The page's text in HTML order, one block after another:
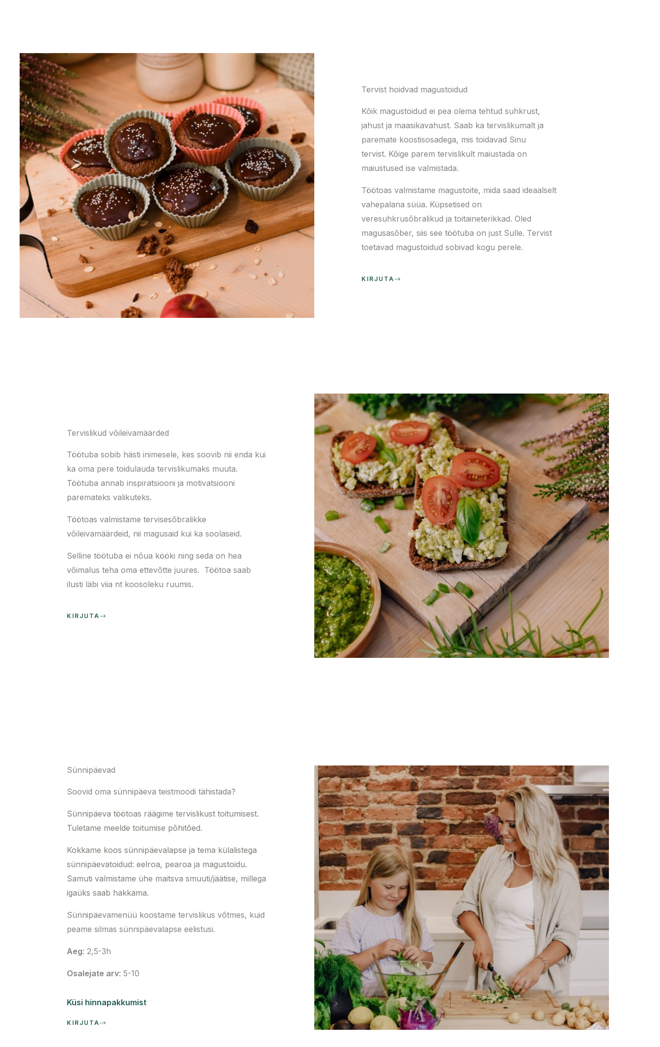
Tervist hoidvad magustoidud
Kõik magustoidud ei pea olema tehtud suhkrust,
jahust ja maasikavahust. Saab ka tervislikumalt ja
paremate koostisosadega, mis toidavad Sinu
tervist. Kõige parem tervislikult maiustada on
maiustused ise valmistada.
Töötoas valmistame magustoite, mida saad ideaalselt
vahepalana süüa. Küpsetised on
veresuhkrusõbralikud ja toitaineterikkad. Oled
magusasõber, siis see töötuba on just Sulle. Tervist
toetavad magustoidud sobivad kogu perele.
KIRJUTA
Tervislikud võileivamäärded
Töötuba sobib hästi inimesele, kes soovib nii enda kui
ka oma pere toidulauda tervislikumaks muuta.
Töötuba annab inspiratsiooni ja motivatsiooni
paremateks valikuteks.
Töötoas valmistame tervisesõbralikke
võileivamäärdeid, nii magusaid kui ka soolaseid.
Selline töötuba ei nõua kööki ning seda on hea
võimalus teha oma ettevõtte juures. Töötoa saab
ilusti läbi viia nt koosoleku ruumis.
KIRJUTA
Sünnipäevad
Soovid oma sünnipäeva teistmoodi tähistada?
Sünnipäeva töötoas räägime tervislikust toitumisest.
Tuletame meelde toitumise põhitõed.
Kokkame koos sünnipäevalapse ja tema külalistega
sünnipäevatoidud: eelroa, pearoa ja magustoidu.
Samuti valmistame ühe maitsva smuuti/jäätise, millega
igaüks saab hakkama.
Sünnipäevamenüü koostame tervislikus võtmes, kuid
peame silmas sünnipäevalapse eelistusi.
Aeg: 2,5-3h
Osalejate arv: 5-10
Küsi hinnapakkumist
KIRJUTA